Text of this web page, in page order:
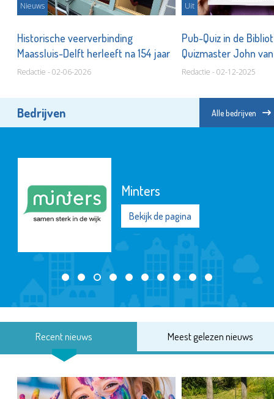
Nieuws
Historische veerverbinding
Maassluis-Delft herleeft na 154 jaar
Redactie - 02-06-2026
Uit
Pub-Quiz in de
Quizmaster John
Redactie - 02-12-2025
Bedrijven Alle bedrijven
Minters
Bekijk de pagina
Recent nieuws Meest gelezen nieuws